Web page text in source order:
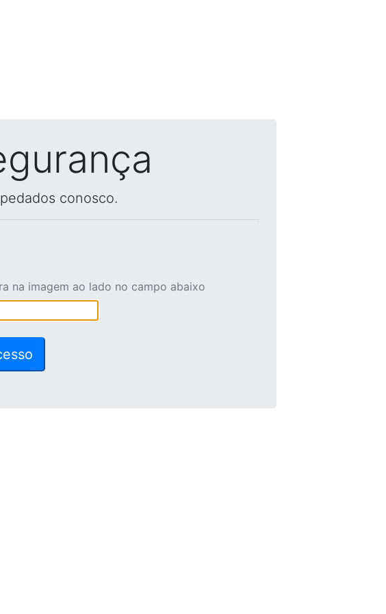
conosco.
na imagem ao lado no campo abaixo